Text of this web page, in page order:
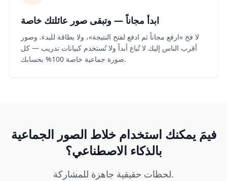
ابدأ مجاناً — وتبقى صور عائلتك خاصة
لا فخ «ارفع مجاناً ثم ادفع لفتح النتيجة»، ولا بطاقة للبدء. وصور
أقرب الناس إليك لا تُباع أبداً ولا تُستخدم كبيانات تدريب — كل
صورة جماعية خاصة 100% بحسابك.
فيمَ يمكنك استخدام خلاط الصور الجماعية
بالذكاء الاصطناعي؟
لحظات حقيقية جاهزة للمشاركة.